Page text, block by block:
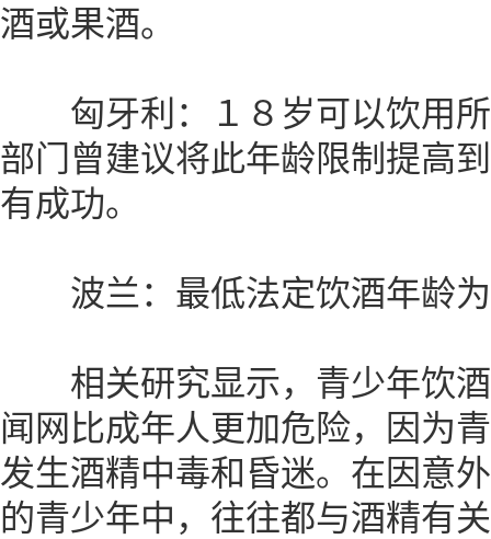
酒或果酒。
匈牙利：１８岁可以饮用所
部门曾建议将此年龄限制提高
有成功。
波兰：最低法定饮酒年龄为
相关研究显示，青少年饮
闻网 比成年人更加危险，因为
发生酒精中毒和昏迷。在因意
的青少年中，往往都与酒精有